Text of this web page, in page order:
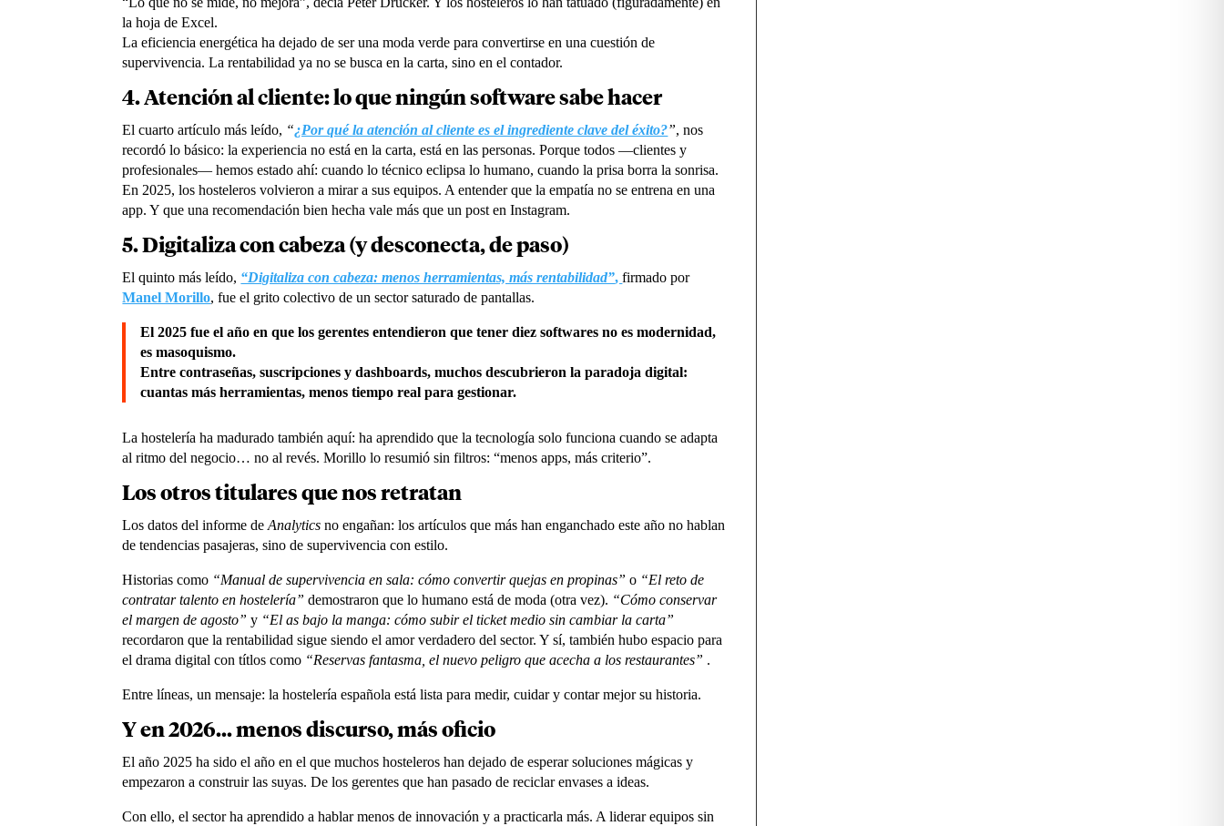
la hoja de Excel.
La eficiencia energética ha dejado de ser una moda verde para convertirse en una cuestión de
supervivencia. La rentabilidad ya no se busca en la carta, sino en el contador.
4. Atención al cliente: lo que ningún software sabe hacer
El cuarto artículo más leído, “¿Por qué la atención al cliente es el ingrediente clave del éxito?”, nos
recordó lo básico: la experiencia no está en la carta, está en las personas. Porque todos —clientes y
profesionales— hemos estado ahí: cuando lo técnico eclipsa lo humano, cuando la prisa borra la sonrisa.
En 2025, los hosteleros volvieron a mirar a sus equipos. A entender que la empatía no se entrena en una
app. Y que una recomendación bien hecha vale más que un post en Instagram.
5. Digitaliza con cabeza (y desconecta, de paso)
El quinto más leído, “Digitaliza con cabeza: menos herramientas, más rentabilidad”,firmado por
Manel Morillo, fue el grito colectivo de un sector saturado de pantallas.
El 2025 fue el año en que los gerentes entendieron que tener diez softwares no es modernidad,
es masoquismo.
Entre contraseñas, suscripciones y dashboards, muchos descubrieron la paradoja digital:
cuantas más herramientas, menos tiempo real para gestionar.
La hostelería ha madurado también aquí: ha aprendido que la tecnología solo funciona cuando se adapta
al ritmo del negocio… no al revés. Morillo lo resumió sin filtros: “menos apps, más criterio”.
Los otros titulares que nos retratan
Los datos del informe deAnalytics no engañan: los artículos que más han enganchado este año no hablan
de tendencias pasajeras, sino de supervivencia con estilo.
Historias como “Manual de supervivencia en sala: cómo convertir quejas en propinas” o “El reto de
contratar talento en hostelería” demostraron que lo humano está de moda (otra vez). “Cómo conservar
el margen de agosto” y “El as bajo la manga: cómo subir el ticket medio sin cambiar la carta”
recordaron que la rentabilidad sigue siendo el amor verdadero del sector. Y sí, también hubo espacio para
el drama digital con títlos como “Reservas fantasma, el nuevo peligro que acecha a los restaurantes” .
Entre líneas, un mensaje: la hostelería española está lista para medir, cuidar y contar mejor su historia.
Y en2026... menos discurso, más oficio
El año 2025 ha sido el año en el que muchos hosteleros han dejado de esperar soluciones mágicas y
empezaron a construir las suyas. De los gerentes que han pasado de reciclar envases a ideas.
Con ello, el sector ha aprendido a hablar menos de innovación y a practicarla más. A liderar equipos sin